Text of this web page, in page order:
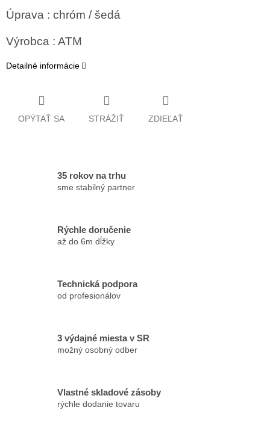
Úprava : chróm / šedá
Výrobca : ATM
Detailné informácie
OPÝTAŤ SA STRÁŽIŤ ZDIEĽAŤ
35 rokov na trhu
sme stabilný partner
Rýchle doručenie
až do 6m dĺžky
Technická podpora
od profesionálov
3 výdajné miesta v SR
možný osobný odber
Vlastné skladové zásoby
rýchle dodanie tovaru